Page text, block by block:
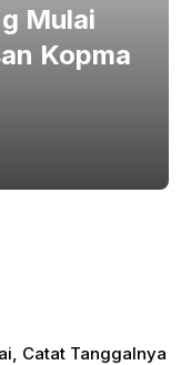
Mulai
Kopma
Catat Tanggalnya